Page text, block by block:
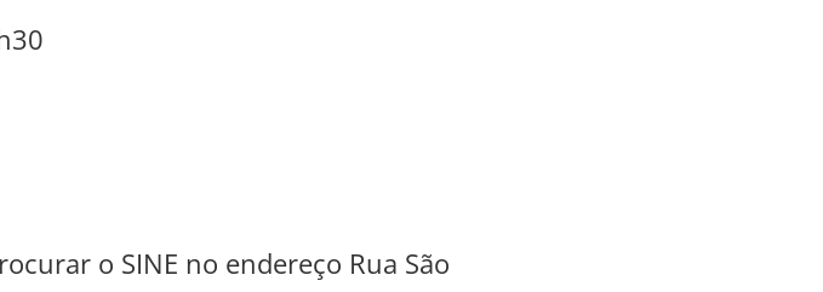
o SINE no endereço Rua São